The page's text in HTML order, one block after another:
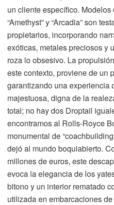
un cliente específico. Modelos
“Amethyst” y “Arcadia” son
propietarios, incorporando
exóticas, metales preciosos y
roza lo obsesivo. La
este contexto, proviene de un
garantizando una experiencia
majestuosa, digna de la
total; no hay dos Droptail
encontramos al Rolls-Royce
monumental de
dejó al mundo boquiabierto.
millones de euros, este
evoca la elegancia de los
bitono y un interior rematado
utilizada en embarcaciones